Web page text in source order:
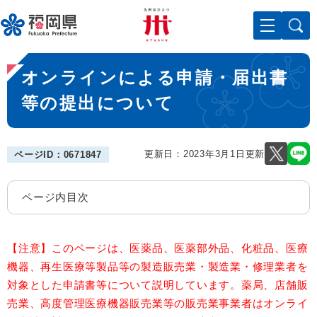
ー
ジ
先
頭
。
メニューを飛ばして本文へ
本
文
オンラインによる申請・届出書
等の提出について
ページID：0671847 更新日：2023年3月1日更新
ページ内目次
【注意】このページは、医薬品、医薬部外品、化粧品、医療
機器、再生医療等製品等の製造販売業・製造業・修理業者を
対象とした申請書等について説明しています。薬局、店舗販
売業、高度管理医療機器販売業等の販売業事業者はオンライ